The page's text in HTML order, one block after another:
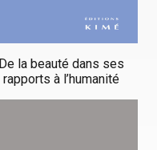
De la beauté dans ses
rapports à l’humanité